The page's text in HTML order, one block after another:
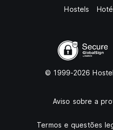
Hostels
© 1999-2026
Aviso sobre a
Termos e questões